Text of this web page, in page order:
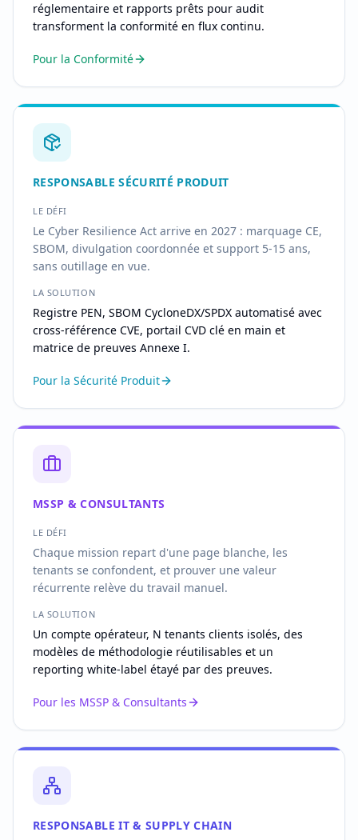
réglementaire et rapports prêts pour audit
transforment la conformité en flux continu.
Pour la Conformité
RESPONSABLE SÉCURITÉ PRODUIT
LE DÉFI
Le Cyber Resilience Act arrive en 2027 : marquage CE,
SBOM, divulgation coordonnée et support 5-15 ans,
sans outillage en vue.
LA SOLUTION
Registre PEN, SBOM CycloneDX/SPDX automatisé avec
cross-référence CVE, portail CVD clé en main et
matrice de preuves Annexe I.
Pour la Sécurité Produit
MSSP & CONSULTANTS
LE DÉFI
Chaque mission repart d'une page blanche, les
tenants se confondent, et prouver une valeur
récurrente relève du travail manuel.
LA SOLUTION
Un compte opérateur, N tenants clients isolés, des
modèles de méthodologie réutilisables et un
reporting white-label étayé par des preuves.
Pour les MSSP & Consultants
RESPONSABLE IT & SUPPLY CHAIN